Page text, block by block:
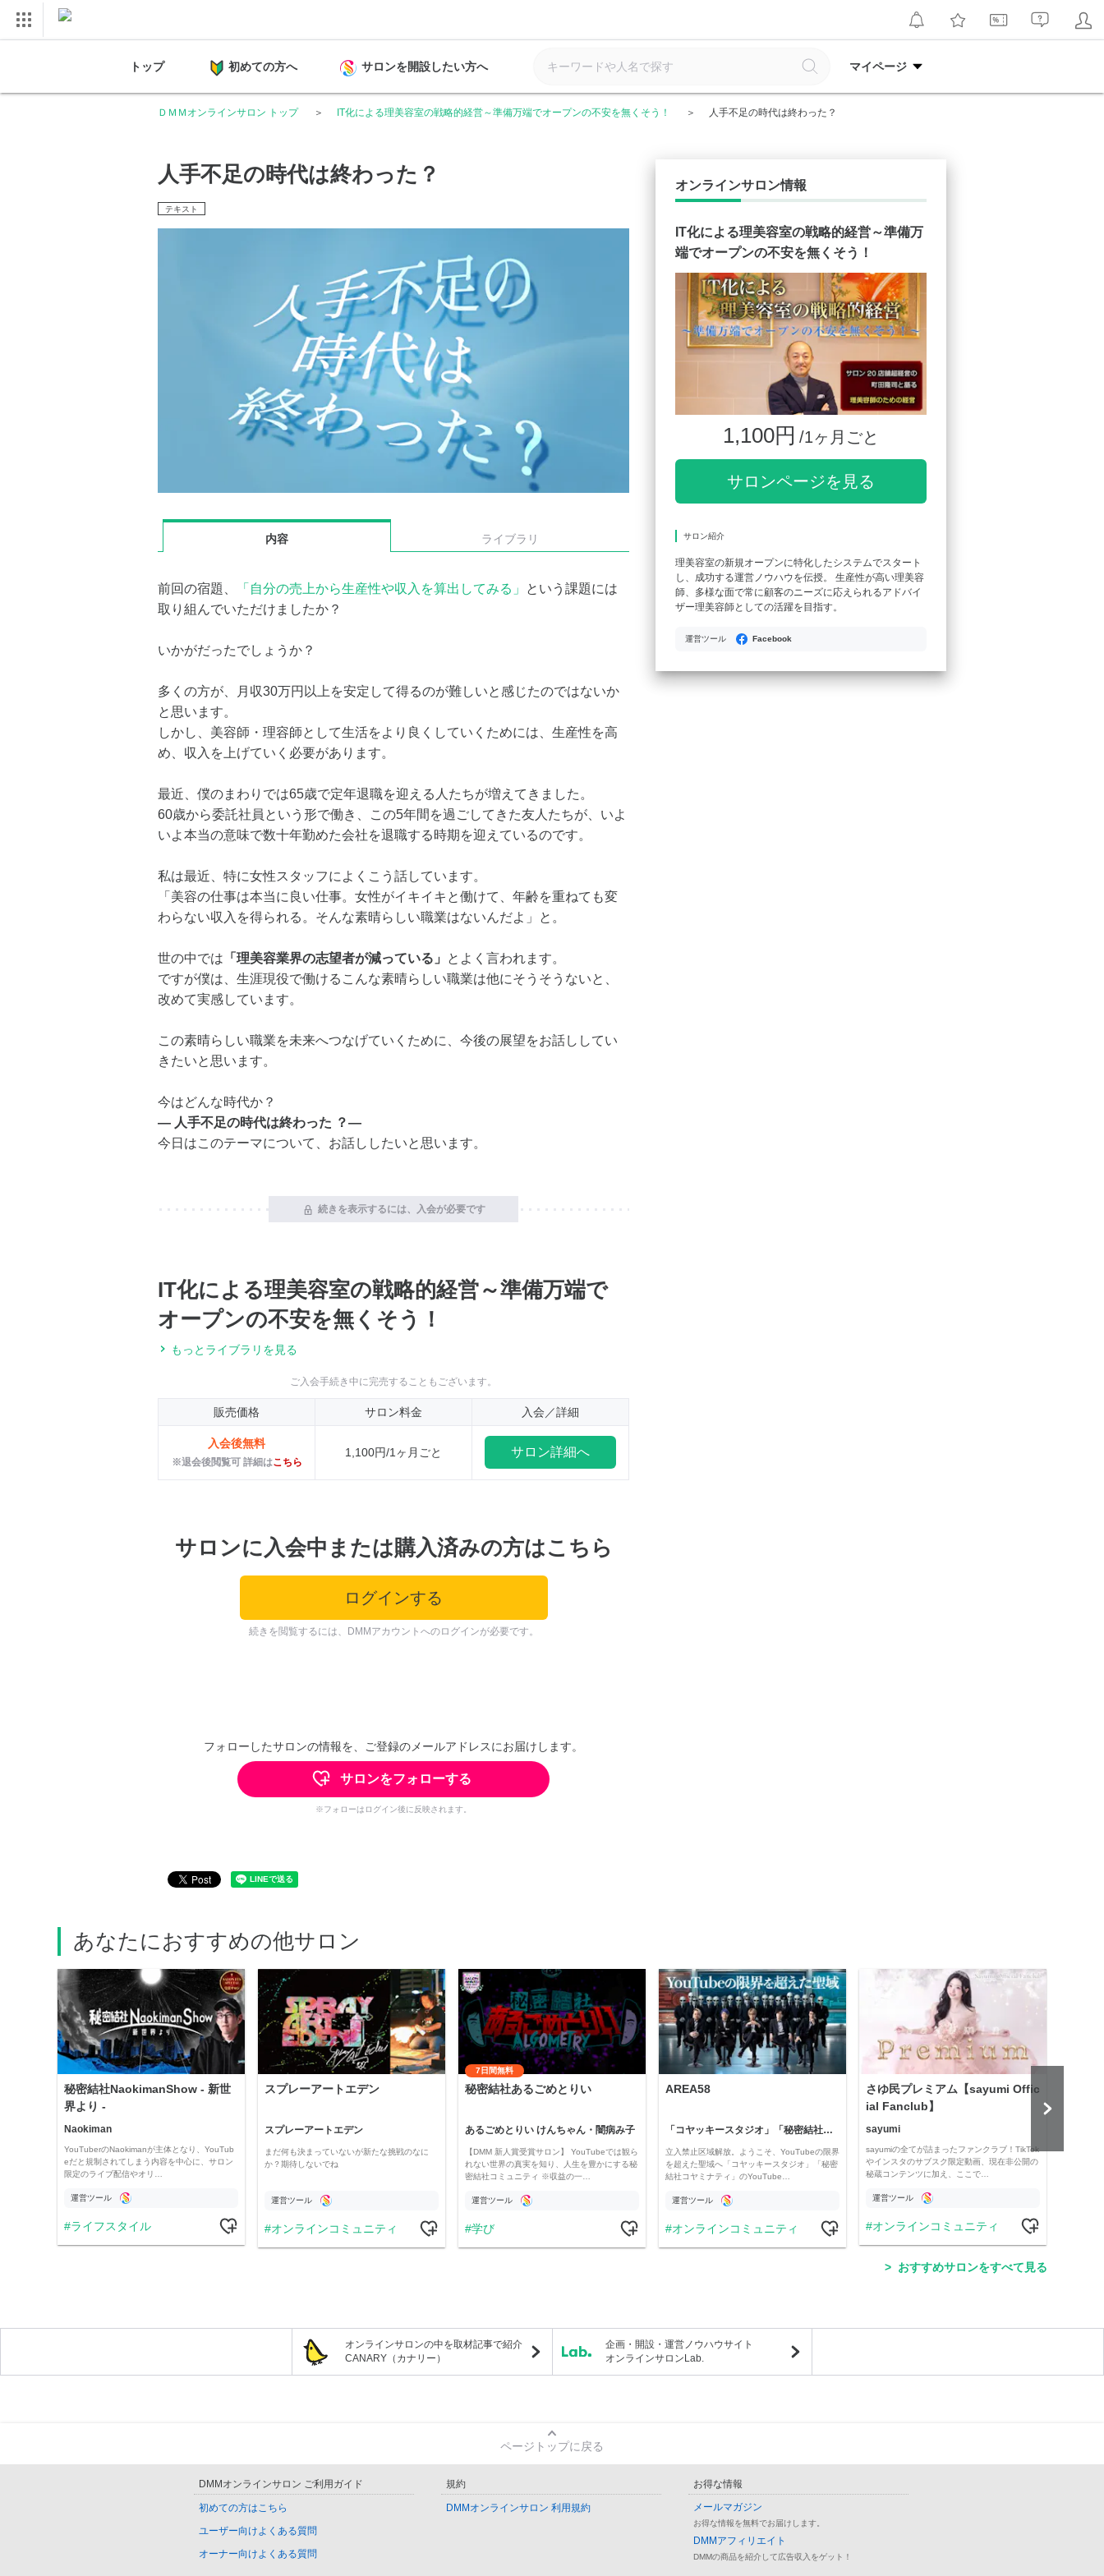
トップ 初めての方へ サロンを開設したい方へ マイページ
ＤＭＭオンラインサロン トップ IT化による理美容室の戦略的経営～準備万端でオープンの不安を無くそう！ 人手不足の時代は終わった？
人手不足の時代は終わった？
テキスト
内容 ライブラリ
前回の宿題、 「自分の売上から生産性や収入を算出してみる」
という課題には
取り組んでいただけましたか？
いかがだったでしょうか？
多くの方が、月収30万円以上を安定して得るのが難しいと感じたのではないか
と思います。
しかし、美容師・理容師として生活をより良くしていくためには、生産性を高
め、収入を上げていく必要があります。
最近、僕のまわりでは65歳で定年退職を迎える人たちが増えてきました。
60歳から委託社員という形で働き、この5年間を過ごしてきた友人たちが、いよ
いよ本当の意味で数十年勤めた会社を退職する時期を迎えているのです。
私は最近、特に女性スタッフによくこう話しています。
「美容の仕事は本当に良い仕事。女性がイキイキと働けて、年齢を重ねても変
わらない収入を得られる。そんな素晴らしい職業はないんだよ」と。
世の中では 「理美容業界の志望者が減っている」
とよく言われます。
ですが僕は、生涯現役で働けるこんな素晴らしい職業は他にそうそうないと、
改めて実感しています。
この素晴らしい職業を未来へつなげていくために、今後の展望をお話ししてい
きたいと思います。
今はどんな時代か？
― 人手不足の時代は終わった ？―
今日はこのテーマについて、お話ししたいと思います。
続きを表示するには、入会が必要です
IT化による理美容室の戦略的経営～準備万端で
オープンの不安を無くそう！
もっとライブラリを見る
ご入会手続き中に完売することもございます。
販売価格 サロン料金 入会／詳細
入会後無料
※退会後閲覧可 詳細はこちら
1,100円/1ヶ月ごと サロン詳細へ
サロンに入会中または購入済みの方はこちら
ログインする
続きを閲覧するには、DMMアカウントへのログインが必要です。
フォローしたサロンの情報を、ご登録のメールアドレスにお届けします。
サロンをフォローする
※フォローはログイン後に反映されます。
オンラインサロン情報
IT化による理美容室の戦略的経営～準備万
端でオープンの不安を無くそう！
1,100円 /1ヶ月ごと
サロンページを見る
サロン紹介
理美容室の新規オープンに特化したシステムでスタート
し、成功する運営ノウハウを伝授。 生産性が高い理美容
師、多様な面で常に顧客のニーズに応えられるアドバイ
ザー理美容師としての活躍を目指す。
運営ツール Facebook
あなたにおすすめの他サロン
秘密結社NaokimanShow - 新世
界より -
Naokiman
YouTuberのNaokimanが主体となり、YouTub
eだと規制されてしまう内容を中心に、サロン
限定のライブ配信やオリ…
運営ツール
ライフスタイル
スプレーアートエデン
スプレーアートエデン
まだ何も決まっていないが新たな挑戦のなに
か？期待しないでね
運営ツール
オンラインコミュニティ
7日間無料
秘密結社あるごめとりい
あるごめとりい けんちゃん・闇病み子
【DMM 新人賞受賞サロン】 YouTubeでは観ら
れない世界の真実を知り、人生を豊かにする秘
密結社コミュニティ ※収益の一…
運営ツール
学び
AREA58
「コヤッキースタジオ」「秘密結社コヤミナティ」
立入禁止区域解放。ようこそ、YouTubeの限界
を超えた聖域へ「コヤッキースタジオ」「秘密
結社コヤミナティ」のYouTube…
運営ツール
オンラインコミュニティ
さゆ民プレミアム【sayumi Offic
ial Fanclub】
sayumi
sayumiの全てが詰まったファンクラブ！TikTok
やインスタのサブスク限定動画、現在非公開の
秘蔵コンテンツに加え、ここで…
運営ツール
オンラインコミュニティ
おすすめサロンをすべて見る
オンラインサロンの中を取材記事で紹介
CANARY（カナリー）
企画・開設・運営ノウハウサイト
オンラインサロンLab.
ページトップに戻る
DMMオンラインサロン ご利用ガイド
初めての方はこちら
ユーザー向けよくある質問
オーナー向けよくある質問
規約
DMMオンラインサロン 利用規約
お得な情報
メールマガジン
お得な情報を無料でお届けします。
DMMアフィリエイト
DMMの商品を紹介して広告収入をゲット！